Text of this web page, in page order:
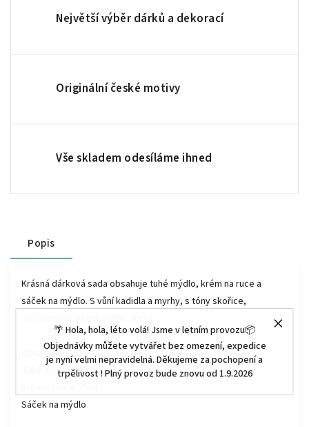
🌴 Hola, hola, léto volá! Jsme v letním provozu📦
Objednávky můžete vytvářet bez omezení, expedice
je nyní velmi nepravidelná. Děkujeme za pochopení a
trpělivost ! Plný provoz bude znovu od 1.9.2026
Největší výběr dárků a dekorací
Originální české motivy
Vše skladem odesíláme ihned
Popis
Krásná dárková sada obsahuje tuhé mýdlo, krém na ruce a
sáček na mýdlo. S vůní kadidla a myrhy, s tóny skořice,
Obsahuje:
Tuhé mýdlo 190g
Sáček na mýdlo